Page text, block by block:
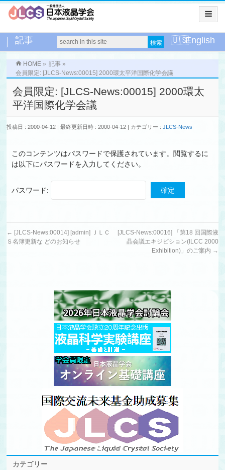
記事 English
HOME » 記事 »
会員限定: [JLCS-News:00015] 2000環太平洋国際化学会議
会員限定: [JLCS-News:00015] 2000環太
平洋国際化学会議
投稿日 : 2000-04-12 最終更新日時 : 2000-04-12 カテゴリー :JLCS-News
このコンテンツはパスワードで保護されています。閲覧するに
は以下にパスワードを入力してください。
パスワード:
← [JLCS-News:00014] [admin] ＪＬＣ
Ｓ名簿更新な どのお知らせ
[JLCS-News:00016] 「第18 回国際液
晶会議エキジビション(ILCC 2000
Exhibition)」のご案内 →
カテゴリー